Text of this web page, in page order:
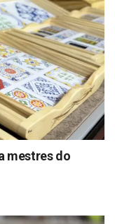
mestres do